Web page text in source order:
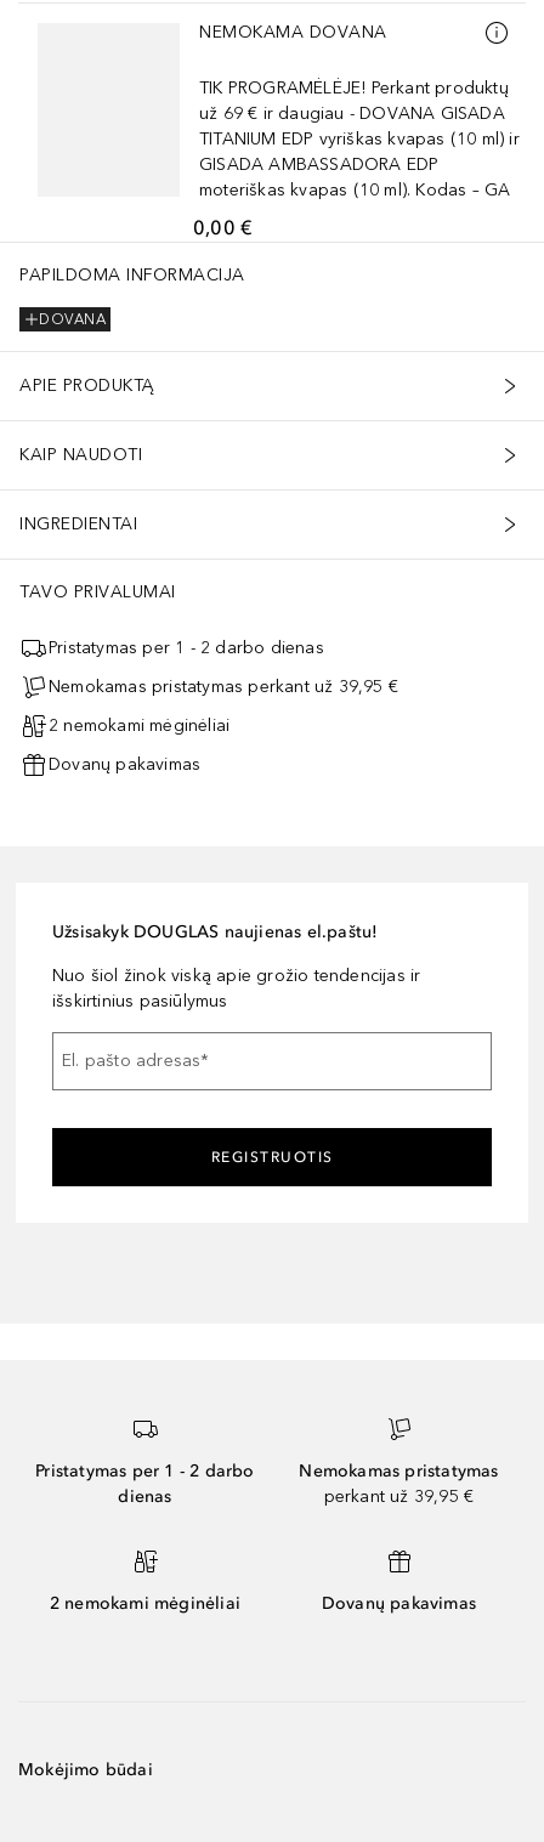
NEMOKAMA DOVANA
TIK PROGRAMĖLĖJE! Perkant produktų
už 69 € ir daugiau - DOVANA GISADA
TITANIUM EDP vyriškas kvapas (10 ml) ir
GISADA AMBASSADORA EDP
moteriškas kvapas (10 ml). Kodas – GA
0,00 €
PAPILDOMA INFORMACIJA
DOVANA
APIE PRODUKTĄ
KAIP NAUDOTI
INGREDIENTAI
TAVO PRIVALUMAI
Pristatymas per 1 - 2 darbo dienas
Nemokamas pristatymas perkant už 39,95 €
2 nemokami mėginėliai
Dovanų pakavimas
Užsisakyk DOUGLAS naujienas el.paštu!
Nuo šiol žinok viską apie grožio tendencijas ir
išskirtinius pasiūlymus
El. pašto adresas*
REGISTRUOTIS
Pristatymas per 1 - 2 darbo
dienas
Nemokamas pristatymas
perkant už 39,95 €
2 nemokami mėginėliai Dovanų pakavimas
Mokėjimo būdai